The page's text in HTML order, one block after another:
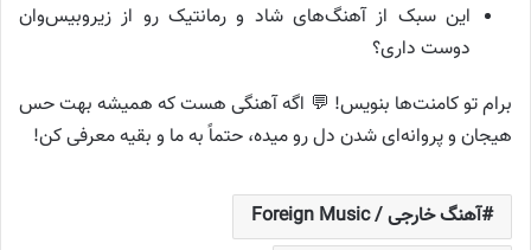
این سبک از آهنگ‌های شاد و رمانتیک رو از زیروبیس‌وان
دوست داری؟
برام تو کامنت‌ها بنویس! 💬 اگه آهنگی هست که همیشه بهت حس
هیجان و پروانه‌ای شدن دل رو میده، حتماً به ما و بقیه معرفی کن!
آهنگ خارجی / Foreign Music